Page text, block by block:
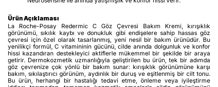
Ürün Açıklaması
La Roche-Posay Redermic C Göz Çevresi Bakım Kremi, kırışıklık
görünümü, sıkılık kaybı ve donukluk gibi endişelere sahip hassas göz
çevresi için özel olarak tasarlanmış, yeni nesil bir bakım ürünüdür. Bu
yenilikçi formül, C vitamininin gücünü, cilde anında dolgunluk ve konfor
hissi kazandıran destekleyici aktiflerle mükemmel bir şekilde bir araya
getirir. Dermokozmetik uzmanlığıyla geliştirilen bu ürün, tek bir adımda
göz çevrenize çok yönlü bir bakım sunar: kırışıklık görünümüne karşı
bakım, sıkılaştırıcı görünüm, aydınlık bir duruş ve eşitlenmiş bir cilt tonu.
Bu ürün, herhangi bir hastalığı tedavi etme, önleme veya iyileştirme